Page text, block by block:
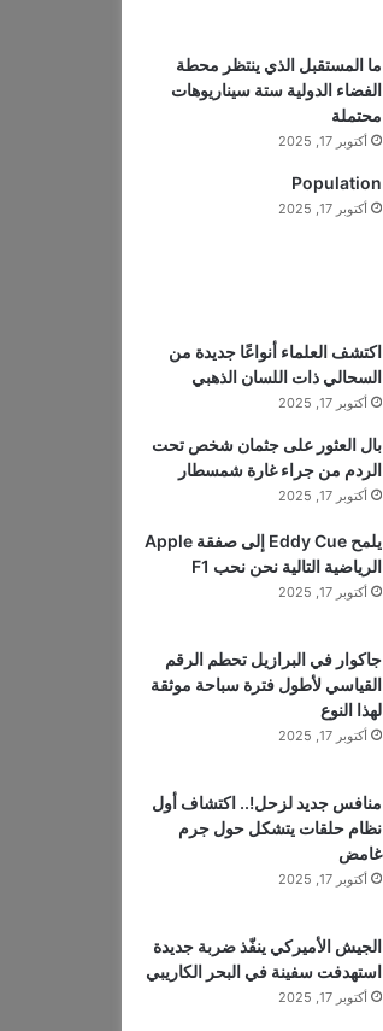
ما المستقبل الذي ينتظر محطة
الفضاء الدولية ستة سيناريوهات
محتملة
أكتوبر 17, 2025
Population
أكتوبر 17, 2025
اكتشف العلماء أنواعًا جديدة من
السحالي ذات اللسان الذهبي
أكتوبر 17, 2025
بال العثور على جثمان شخص تحت
الردم من جراء غارة شمسطار
أكتوبر 17, 2025
يلمح Eddy Cue إلى صفقة Apple
الرياضية التالية نحن نحب F1
أكتوبر 17, 2025
جاكوار في البرازيل تحطم الرقم
القياسي لأطول فترة سباحة موثقة
لهذا النوع
أكتوبر 17, 2025
منافس جديد لزحل!.. اكتشاف أول
نظام حلقات يتشكل حول جرم
غامض
أكتوبر 17, 2025
الجيش الأميركي ينفّذ ضربة جديدة
استهدفت سفينة في البحر الكاريبي
أكتوبر 17, 2025